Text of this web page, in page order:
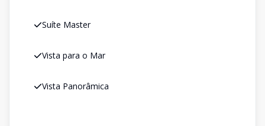
Suíte Master
Vista para o Mar
Vista Panorâmica